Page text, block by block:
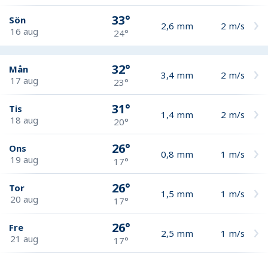
Sön
16 aug
33°
24°
2,6 mm 2 m/s
Mån
17 aug
32°
23°
3,4 mm 2 m/s
Tis
18 aug
31°
20°
1,4 mm 2 m/s
Ons
19 aug
26°
17°
0,8 mm 1 m/s
Tor
20 aug
26°
17°
1,5 mm 1 m/s
Fre
21 aug
26°
17°
2,5 mm 1 m/s